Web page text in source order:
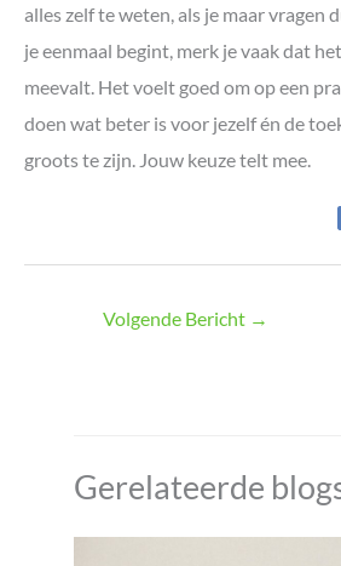
alles zelf te weten, als je maar vragen
je eenmaal begint, merk je vaak dat
meevalt. Het voelt goed om op een
doen wat beter is voor jezelf én de
groots te zijn. Jouw keuze telt mee.
Volgende Bericht →
Gerelateerde